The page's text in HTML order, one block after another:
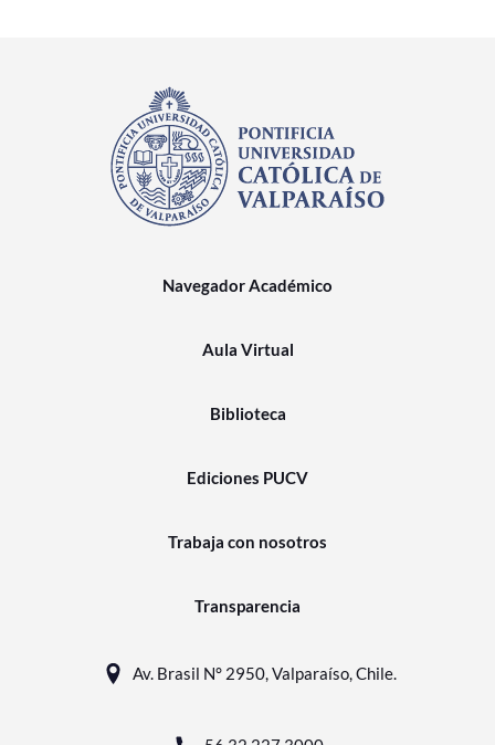
Navegador Académico
Aula Virtual
Biblioteca
Ediciones PUCV
Trabaja con nosotros
Transparencia
Av. Brasil N° 2950, Valparaíso, Chile.